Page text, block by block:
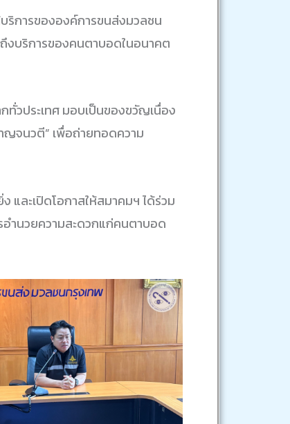
ริการขององค์การขนส่งมวลชน
งบริการของคนตาบอดในอนาคต
ทั่วประเทศ มอบเป็นของขวัญเนื่อง
ญจนวตี” เพื่อถ่ายทอดความ
ละเปิดโอกาสให้สมาคมฯ ได้ร่วม
ำนวยความสะดวกแก่คนตาบอด